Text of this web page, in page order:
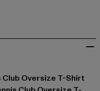
Club Oversize T-Shirt